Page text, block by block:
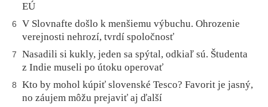
EÚ
6
V Slovnafte došlo k menšiemu výbuchu. Ohrozenie
verejnosti nehrozí, tvrdí spoločnosť
7
Nasadili si kukly, jeden sa spýtal, odkiaľ sú. Študenta
z Indie museli po útoku operovať
8
Kto by mohol kúpiť slovenské Tesco? Favorit je jasný,
no záujem môžu prejaviť aj ďalší